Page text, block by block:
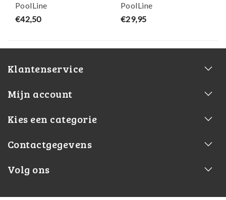
PoolLine
€42,50
PoolLine
€29,95
Klantenservice
Mijn account
Kies een categorie
Contactgegevens
Volg ons